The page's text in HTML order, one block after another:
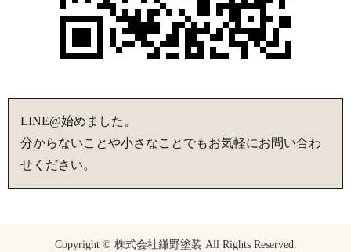
LINE@始めました。
分からないことや小さなことでもお気軽にお問い合わ
せください。
Copyright © 株式会社鎌野塗装 All Rights Reserved.